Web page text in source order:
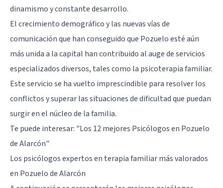
dinamismo y constante desarrollo.
El crecimiento demográfico y las nuevas vías de
comunicación que han conseguido que Pozuelo esté aún
más unida a la capital han contribuido al auge de servicios
especializados diversos, tales como la psicoterapia familiar.
Este servicio se ha vuelto imprescindible para resolver los
conflictos y superar las situaciones de dificultad que puedan
surgir en el núcleo de la familia.
Te puede interesar: "Los 12 mejores Psicólogos en Pozuelo
de Alarcón"
Los psicólogos expertos en terapia familiar más valorados
en Pozuelo de Alarcón